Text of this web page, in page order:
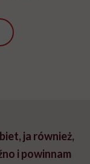
ja również,
i powinnam